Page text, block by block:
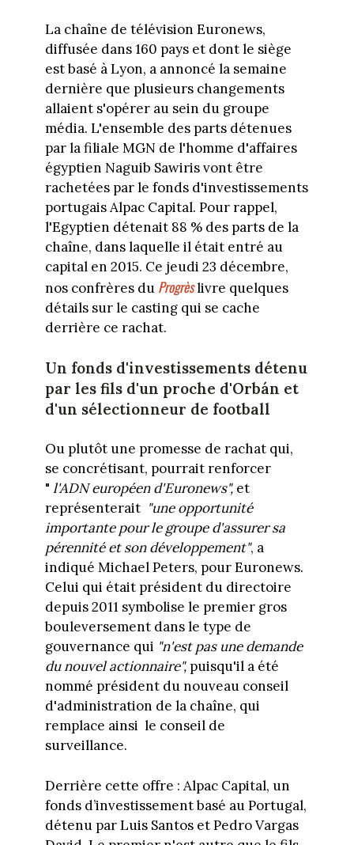
La chaîne de télévision Euronews,
diffusée dans 160 pays et dont le siège
est basé à Lyon, a annoncé la semaine
dernière que plusieurs changements
allaient s'opérer au sein du groupe
média. L'ensemble des parts détenues
par la filiale MGN de l'homme d'affaires
égyptien Naguib Sawiris vont être
rachetées par le fonds d'investissements
portugais Alpac Capital. Pour rappel,
l'Egyptien détenait 88 % des parts de la
chaîne, dans laquelle il était entré au
capital en 2015. Ce jeudi 23 décembre,
nos confrères du Progrès livre quelques
détails sur le casting qui se cache
derrière ce rachat.
Un fonds d'investissements détenu
par les fils d'un proche d'Orbán et
d'un sélectionneur de football
Ou plutôt une promesse de rachat qui,
se concrétisant, pourrait renforcer
" l'ADN européen d'Euronews", et
représenterait "une opportunité
importante pour le groupe d'assurer sa
pérennité et son développement", a
indiqué Michael Peters, pour Euronews.
Celui qui était président du directoire
depuis 2011 symbolise le premier gros
bouleversement dans le type de
gouvernance qui "n'est pas une demande
du nouvel actionnaire", puisqu'il a été
nommé président du nouveau conseil
d'administration de la chaîne, qui
remplace ainsi le conseil de
surveillance.
Derrière cette offre : Alpac Capital, un
fonds d’investissement basé au Portugal,
détenu par Luis Santos et Pedro Vargas